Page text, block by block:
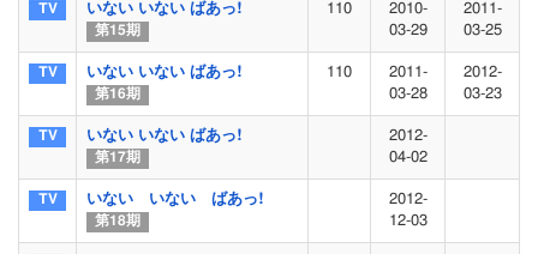
いない いない ばあっ!
第15期
110
2010-
03-29
2011-
03-25
いない いない ばあっ!
第16期
110
2011-
03-28
2012-
03-23
いない いない ばあっ!
第17期
2012-
04-02
いない いない ばあっ!
第18期
2012-
12-03